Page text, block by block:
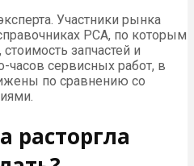
Участники рынка
РСА, по которым
запчастей и
часов сервисных работ, в
по сравнению со
расторгла